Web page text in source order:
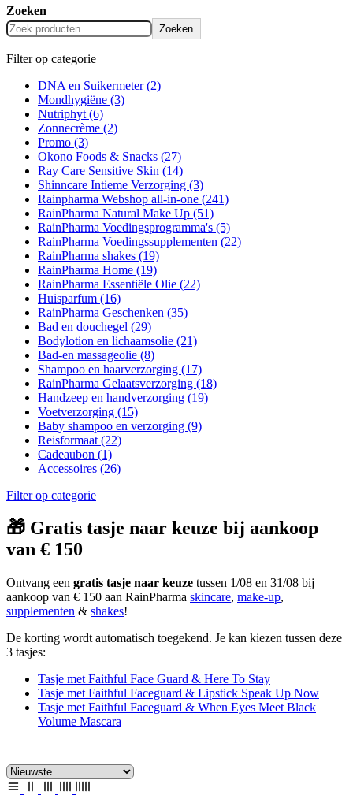
Zoeken
Zoeken
Filter op categorie
DNA en Suikermeter(2)
Mondhygiëne (3)
Nutriphyt (6)
Zonnecrème (2)
Promo (3)
Okono Foods & Snacks (27)
Ray Care Sensitive Skin (14)
Shinncare Intieme Verzorging (3)
Rainpharma Webshop all-in-one (241)
RainPharma Natural Make Up (51)
RainPharma Voedingsprogramma's (5)
RainPharma Voedingssupplementen (22)
RainPharma shakes (19)
RainPharma Home (19)
RainPharma Essentiële Olie (22)
Huisparfum (16)
RainPharma Geschenken (35)
Bad en douchegel (29)
Bodylotion en lichaamsolie (21)
Bad-en massageolie (8)
Shampoo en haarverzorging (17)
RainPharma Gelaatsverzorging (18)
Handzeep en handverzorging (19)
Voetverzorging (15)
Baby shampoo en verzorging (9)
Reisformaat (22)
Cadeaubon (1)
Accessoires (26)
Filter op categorie
🎁 Gratis tasje naar keuze bij aankoop
van € 150
Ontvang een gratis tasje naar keuze tussen 1/08 en 31/08 bij
aankoop van € 150 aan RainPharma skincare, make-up,
supplementen & shakes!
De korting wordt automatisch toegekend. Je kan kiezen tussen deze
3 tasjes:
Tasje met Faithful Face Guard & Here To Stay
Tasje met Faithful Faceguard & Lipstick Speak Up Now
Tasje met Faithful Faceguard & When Eyes Meet Black
Volume Mascara